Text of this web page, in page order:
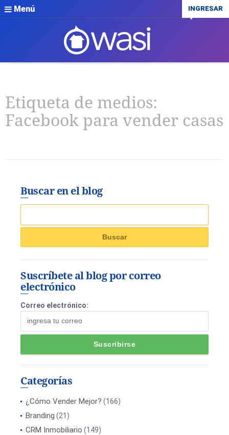
Menú INGRESAR
Etiqueta de medios:
Facebook para vender casas
Buscar en el blog
Suscríbete al blog por correo
electrónico
Correo electrónico:
Categorías
¿Cómo Vender Mejor? (166)
Branding (21)
CRM Inmobiliario (149)